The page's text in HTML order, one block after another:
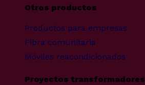
Otros productos
Productos para empresas
Fibra comunitaria
Móviles reacondicionados
Proyectos transformadores